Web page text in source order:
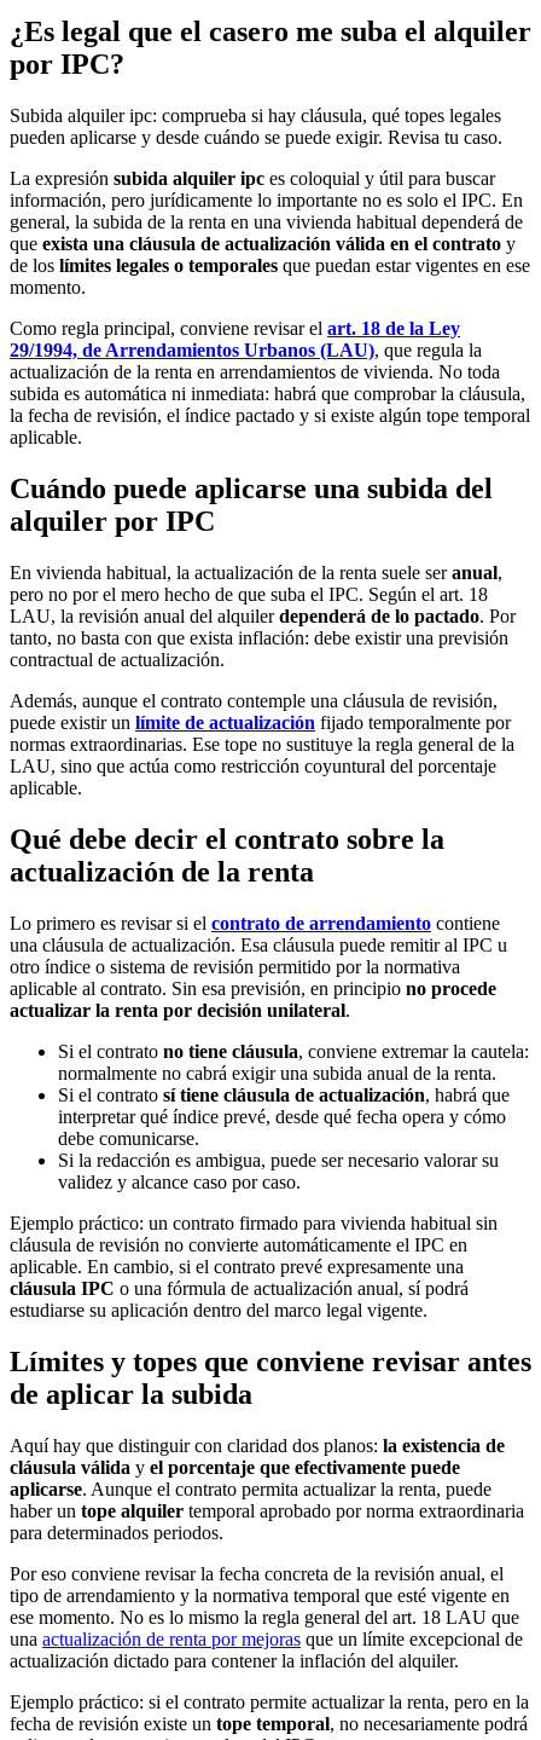
¿Es legal que el casero me suba el alquiler
por IPC?
Subida alquiler ipc: comprueba si hay cláusula, qué topes legales
pueden aplicarse y desde cuándo se puede exigir. Revisa tu caso.
La expresión subida alquiler ipc es coloquial y útil para buscar
información, pero jurídicamente lo importante no es solo el IPC. En
general, la subida de la renta en una vivienda habitual dependerá de
que exista una cláusula de actualización válida en el contrato y
de los límites legales o temporales que puedan estar vigentes en ese
momento.
Como regla principal, conviene revisar el art. 18 de la Ley
29/1994, de Arrendamientos Urbanos (LAU), que regula la
actualización de la renta en arrendamientos de vivienda. No toda
subida es automática ni inmediata: habrá que comprobar la cláusula,
la fecha de revisión, el índice pactado y si existe algún tope temporal
aplicable.
Cuándo puede aplicarse una subida del
alquiler por IPC
En vivienda habitual, la actualización de la renta suele seranual,
pero no por el mero hecho de que suba el IPC. Según el art. 18
LAU, la revisión anual del alquilerdependerá de lo pactado. Por
tanto, no basta con que exista inflación: debe existir una previsión
contractual de actualización.
Además, aunque el contrato contemple una cláusula de revisión,
puede existir un límite de actualización fijado temporalmente por
normas extraordinarias. Ese tope no sustituye la regla general de la
LAU, sino que actúa como restricción coyuntural del porcentaje
aplicable.
Qué debe decir el contrato sobre la
actualización de la renta
Lo primero es revisar si el contrato de arrendamiento contiene
una cláusula de actualización. Esa cláusula puede remitir al IPC u
otro índice o sistema de revisión permitido por la normativa
aplicable al contrato. Sin esa previsión, en principio no procede
actualizar la renta por decisión unilateral.
Si el contrato no tiene cláusula, conviene extremar la cautela:
normalmente no cabrá exigir una subida anual de la renta.
Si el contrato sí tiene cláusula de actualización, habrá que
interpretar qué índice prevé, desde qué fecha opera y cómo
debe comunicarse.
Si la redacción es ambigua, puede ser necesario valorar su
validez y alcance caso por caso.
Ejemplo práctico: un contrato firmado para vivienda habitual sin
cláusula de revisión no convierte automáticamente el IPC en
aplicable. En cambio, si el contrato prevé expresamente una
cláusula IPC o una fórmula de actualización anual, sí podrá
estudiarse su aplicación dentro del marco legal vigente.
Límites y topes que conviene revisar antes
de aplicar la subida
Aquí hay que distinguir con claridad dos planos: la existencia de
cláusula válida y el porcentaje que efectivamente puede
aplicarse. Aunque el contrato permita actualizar la renta, puede
haber un tope alquiler temporal aprobado por norma extraordinaria
para determinados periodos.
Por eso conviene revisar la fecha concreta de la revisión anual, el
tipo de arrendamiento y la normativa temporal que esté vigente en
ese momento. No es lo mismo la regla general del art. 18 LAU que
una actualización de renta por mejoras que un límite excepcional de
actualización dictado para contener la inflación del alquiler.
Ejemplo práctico: si el contrato permite actualizar la renta, pero en la
fecha de revisión existe un tope temporal, no necesariamente podrá